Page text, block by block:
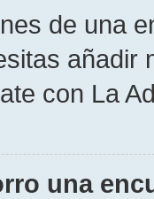
de una
añadir
con La
una